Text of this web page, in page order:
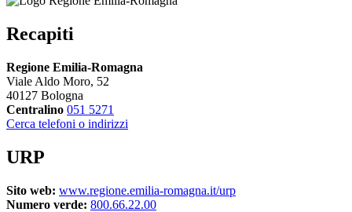
Recapiti
Regione Emilia-Romagna
Viale Aldo Moro, 52
40127 Bologna
Centralino 051 5271
Cerca telefoni o indirizzi
URP
Sito web: www.regione.emilia-romagna.it/urp
Numero verde: 800.66.22.00